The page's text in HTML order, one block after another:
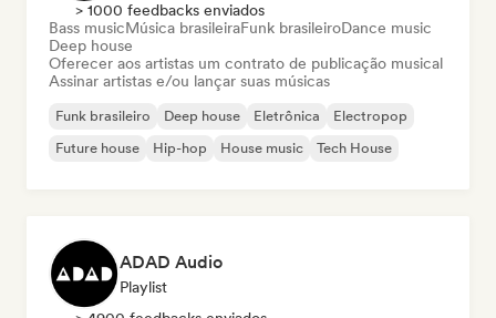
> 1000 feedbacks enviados
Bass musicMúsica brasileiraFunk brasileiroDance music
Deep house
Oferecer aos artistas um contrato de publicação musical
Assinar artistas e/ou lançar suas músicas
Funk brasileiro Deep house Eletrônica
Electropop
Future house
Hip-hop House music Tech House
ADAD Audio
Playlist